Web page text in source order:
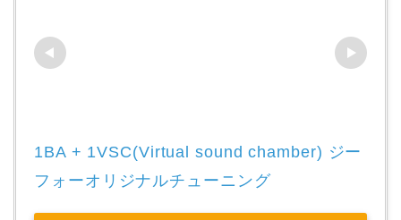
1BA + 1VSC(Virtual sound chamber) ジー
フォーオリジナルチューニング